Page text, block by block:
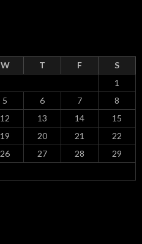
W T F
S
1
5 6 7
8
12 13 14
15
19 20 21
22
26 27 28
29